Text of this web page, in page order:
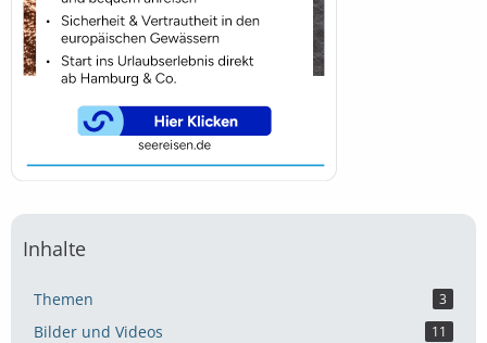
Inhalte
Themen 3
Bilder und Videos 11